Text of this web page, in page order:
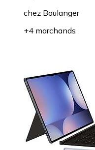
chez Boulanger
+4 marchands